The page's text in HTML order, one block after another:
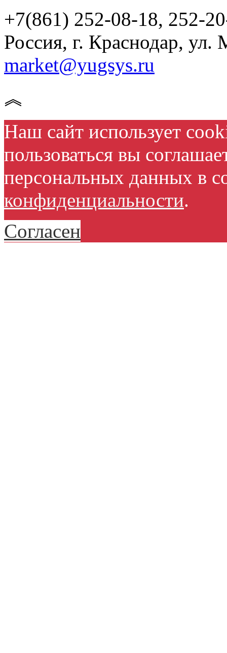
+7(861) 252-08-18, 252-
Россия, г. Краснодар, ул.
market@yugsys.ru
︽
Наш сайт использует
пользоваться вы
персональных данных в
конфиденциальности.
Согласен